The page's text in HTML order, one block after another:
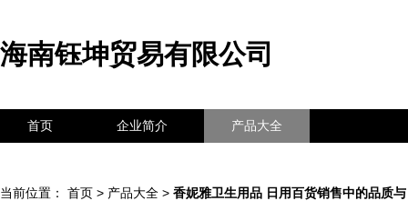
海南钰坤贸易有限公司
首页 企业简介 产品大全
当前位置： 首页 > 产品大全 > 香妮雅卫生用品 日用百货销售中的品质与